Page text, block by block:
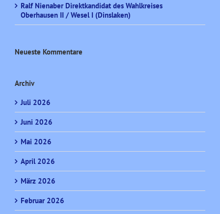
Ralf Nienaber Direktkandidat des Wahlkreises
Oberhausen II / Wesel I (Dinslaken)
Neueste Kommentare
Archiv
Juli 2026
Juni 2026
Mai 2026
April 2026
März 2026
Februar 2026